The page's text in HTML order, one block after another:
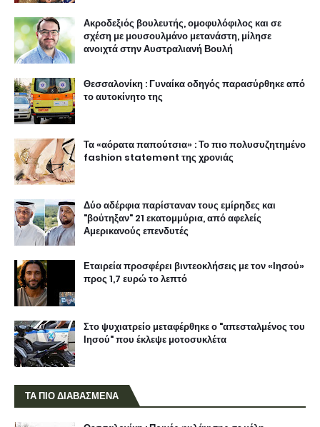
Ακροδεξιός βουλευτής, ομοφυλόφιλος και σε
σχέση με μουσουλμάνο μετανάστη, μίλησε
ανοιχτά στην Αυστραλιανή Βουλή
Θεσσαλονίκη : Γυναίκα οδηγός παρασύρθηκε από
το αυτοκίνητο της
Τα «αόρατα παπούτσια» : Το πιο πολυσυζητημένο
fashion statement της χρονιάς
Δύο αδέρφια παρίσταναν τους εμίρηδες και
"βούτηξαν" 21 εκατομμύρια, από αφελείς
Αμερικανούς επενδυτές
Εταιρεία προσφέρει βιντεοκλήσεις με τον «Ιησού»
προς 1,7 ευρώ το λεπτό
Στο ψυχιατρείο μεταφέρθηκε ο "απεσταλμένος του
Ιησού" που έκλεψε μοτοσυκλέτα
ΤΑ ΠΙΟ ΔΙΑΒΑΣΜΕΝΑ